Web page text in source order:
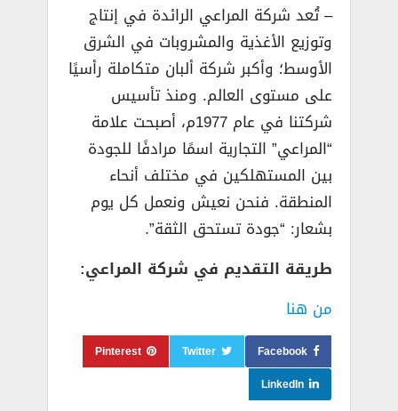
– تُعد شركة المراعي الرائدة في إنتاج
وتوزيع الأغذية والمشروبات في الشرق
الأوسط؛ وأكبر شركة ألبان متكاملة رأسيًا
على مستوى العالم. ومنذ تأسيس
شركتنا في عام 1977م، أصبحت علامة
“المراعي” التجارية اسمًا مرادفًا للجودة
بين المستهلكين في مختلف أنحاء
المنطقة. فنحن نعيش ونعمل كل يوم
بشعار: “جودة تستحق الثقة”.
طريقة التقديم في شركة المراعي:
من هنا
Facebook
Twitter
Pinterest
LinkedIn